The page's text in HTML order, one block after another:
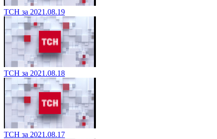
ТСН за 2021.08.19
ТСН за 2021.08.18
ТСН за 2021.08.17